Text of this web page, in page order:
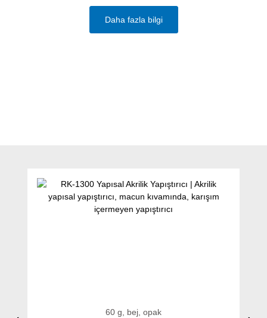
Daha fazla bilgi
60 g, bej, opak